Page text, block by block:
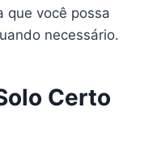
que você possa
necessário.
Certo